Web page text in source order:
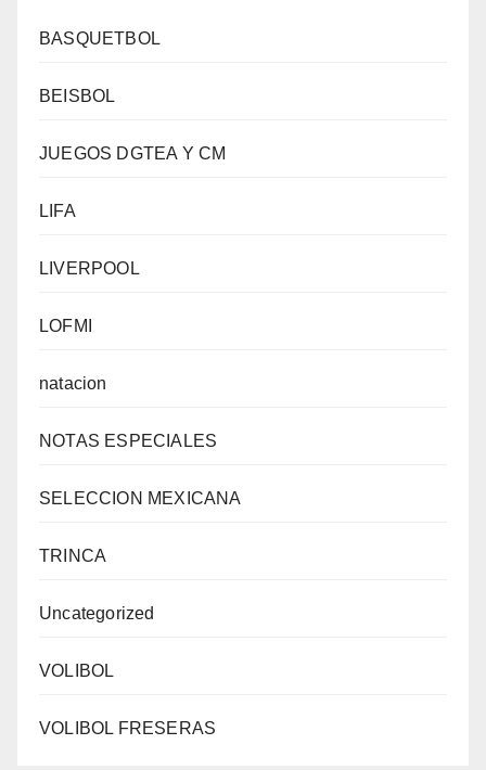
BASQUETBOL
BEISBOL
JUEGOS DGTEA Y CM
LIFA
LIVERPOOL
LOFMI
natacion
NOTAS ESPECIALES
SELECCION MEXICANA
TRINCA
Uncategorized
VOLIBOL
VOLIBOL FRESERAS